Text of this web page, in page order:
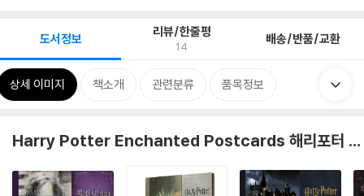
도서정보 리뷰/한줄평
14 배송/반품/교환
상세 이미지 책소개 관련분류 품목정보
Harry Potter Enchanted Postcards 해리포터 홀로그램 엽서북